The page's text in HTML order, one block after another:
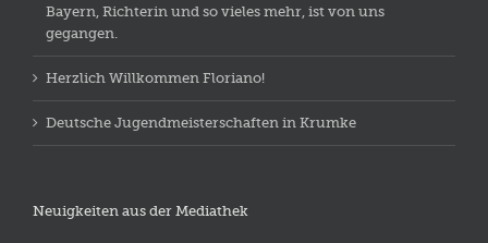
Bayern, Richterin und so vieles mehr, ist von uns
gegangen.
Herzlich Willkommen Floriano!
Deutsche Jugendmeisterschaften in Krumke
Neuigkeiten aus der Mediathek